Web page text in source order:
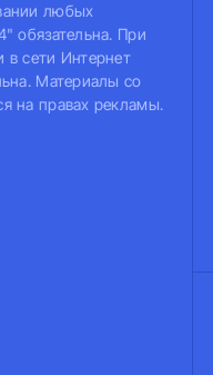
любых
обязательна. При
в сети Интернет
Материалы со
на правах рекламы.